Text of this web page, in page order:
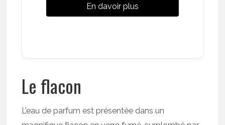
En davoir plus
Le flacon
L’eau de parfum est présentée dans un